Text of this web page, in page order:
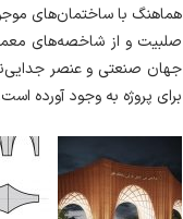
هماهنگ با ساختمان‌های
صلبیت و از شاخصه‌های
جهان صنعتی و عنصر
برای پروژه به وجود آورده است.